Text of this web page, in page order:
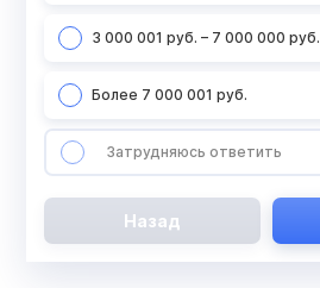
3 000 001 руб. – 7 000 000 руб.
Более 7 000 001 руб.
Затрудняюсь ответить
Назад